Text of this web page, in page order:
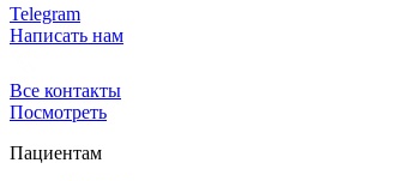
Telegram
Написать нам
Все контакты
Посмотреть
Пациентам